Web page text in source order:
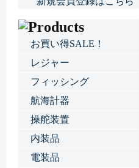
お買い得SALE！
レジャー
フィッシング
航海計器
操舵装置
内装品
電装品